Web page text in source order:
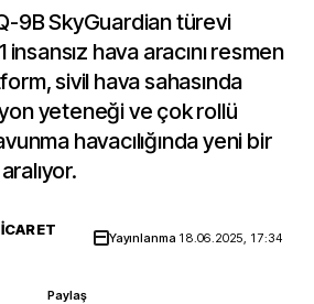
9B SkyGuardian türevi
hava aracını resmen
sivil hava sahasında
yeteneği ve çok rollü
havacılığında yeni bir
Yayınlanma 18.06.2025, 17:34
Paylaş